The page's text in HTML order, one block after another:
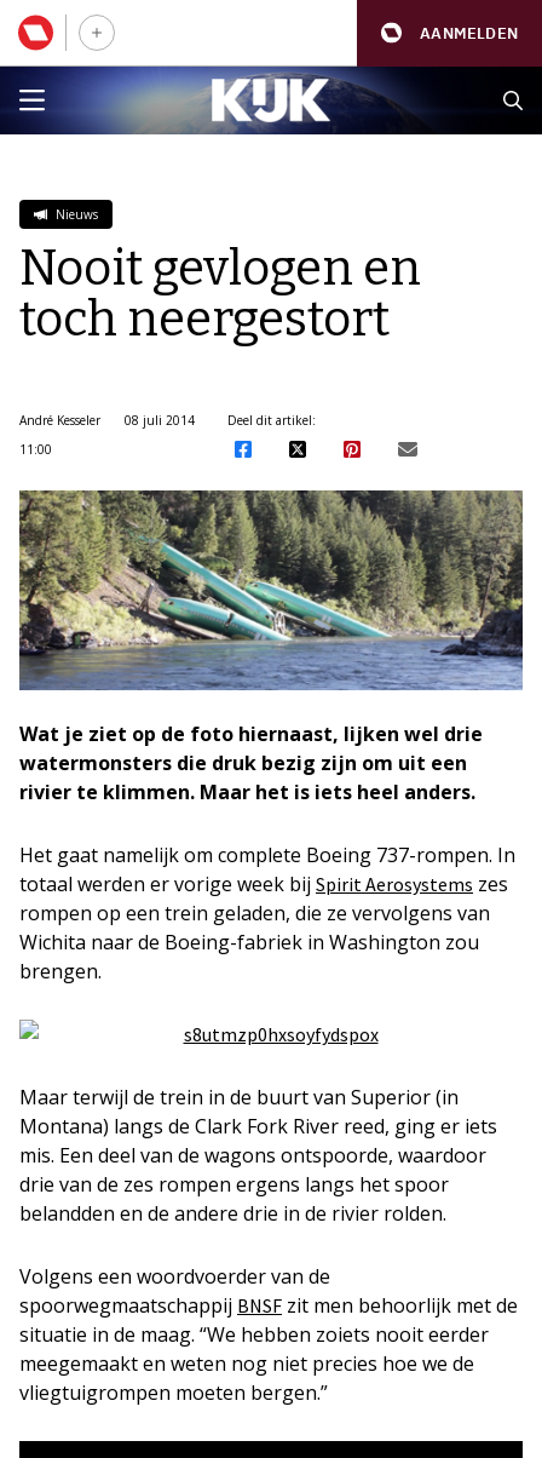
AANMELDEN
Nieuws
Nooit gevlogen en
toch neergestort
André Kesseler
08 juli 2014
11:00
Deel dit artikel:
Wat je ziet op de foto hiernaast, lijken wel drie
watermonsters die druk bezig zijn om uit een
rivier te klimmen. Maar het is iets heel anders.
Het gaat namelijk om complete Boeing 737-rompen. In
totaal werden er vorige week bij Spirit Aerosystems zes
rompen op een trein geladen, die ze vervolgens van
Wichita naar de Boeing-fabriek in Washington zou
brengen.
Maar terwijl de trein in de buurt van Superior (in
Montana) langs de Clark Fork River reed, ging er iets
mis. Een deel van de wagons ontspoorde, waardoor
drie van de zes rompen ergens langs het spoor
belandden en de andere drie in de rivier rolden.
Volgens een woordvoerder van de
spoorwegmaatschappij BNSF zit men behoorlijk met de
situatie in de maag. “We hebben zoiets nooit eerder
meegemaakt en weten nog niet precies hoe we de
vliegtuigrompen moeten bergen.”